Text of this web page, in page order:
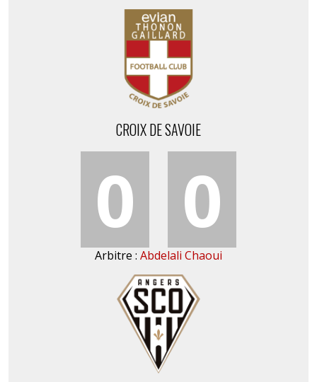
CROIX DE SAVOIE
0 0
Arbitre : Abdelali Chaoui